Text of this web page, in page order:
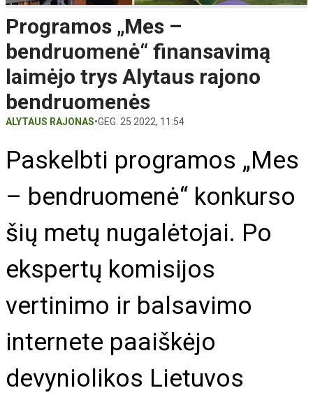
Programos „Mes –
bendruomenė“ finansavimą
laimėjo trys Alytaus rajono
bendruomenės
ALYTAUS RAJONAS•GEG. 25 2022, 11:54
Paskelbti programos „Mes
– bendruomenė“ konkurso
šių metų nugalėtojai. Po
ekspertų komisijos
vertinimo ir balsavimo
internete paaiškėjo
devyniolikos Lietuvos